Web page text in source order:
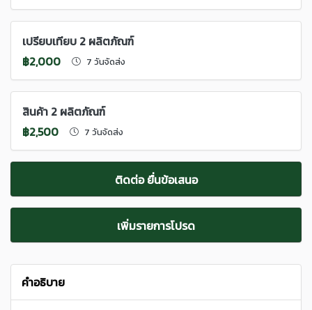
เปรียบเทียบ 2 ผลิตภัณฑ์
฿2,000
7 วันจัดส่ง
สินค้า 2 ผลิตภัณฑ์
฿2,500
7 วันจัดส่ง
ติดต่อ ยื่นข้อเสนอ
เพิ่มรายการโปรด
คำอธิบาย